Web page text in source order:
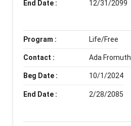
End Date : 12/31/2099
Program : Life/Free
Contact : Ada Fromuth
Beg Date : 10/1/2024
End Date : 2/28/2085